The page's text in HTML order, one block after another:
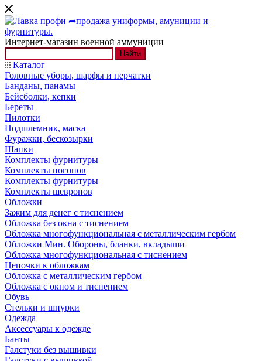
Интернет-магазин военной аммуниции
Найти
Каталог
Головные уборы, шарфы и перчатки
Банданы, панамы
Бейсболки, кепки
Береты
Пилотки
Подшлемник, маска
Фуражки, бескозырки
Шапки
Комплекты фурнитуры
Комплекты погонов
Комплекты фурнитуры
Комплекты шевронов
Обложки
Зажим для денег с тиснением
Обложка без окна с тиснением
Обложка многофункциональная с металлическим гербом
Обложки Мин. Обороны, бланки, вкладыши
Обложка многофункциональная с тиснением
Цепочки к обложкам
Обложка с металлическим гербом
Обложка с окном и тиснением
Обувь
Стельки и шнурки
Одежда
Аксессуары к одежде
Банты
Галстуки без вышивки